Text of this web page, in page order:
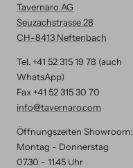
Tavernaro AG
Seuzachstrasse 28
CH-8413 Neftenbach
Tel. +41 52 315 19 78 (auch
WhatsApp)
Fax +41 52 315 30 70
info@tavernaro.com
Öffnungszeiten Showroom:
Montag - Donnerstag
07.30 - 11.45 Uhr